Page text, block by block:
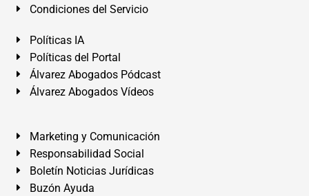
Condiciones del Servicio
Políticas IA
Políticas del Portal
Álvarez Abogados Pódcast
Álvarez Abogados Vídeos
Marketing y Comunicación
Responsabilidad Social
Boletín Noticias Jurídicas
Buzón Ayuda